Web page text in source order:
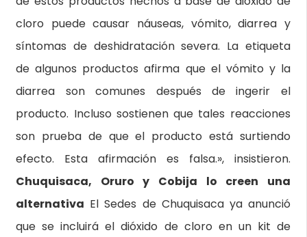
cloro puede causar náuseas, vómito, diarrea y
síntomas de deshidratación severa. La etiqueta
de algunos productos afirma que el vómito y la
diarrea son comunes después de ingerir el
producto. Incluso sostienen que tales reacciones
son prueba de que el producto está surtiendo
efecto. Esta afirmación es falsa.», insistieron.
Chuquisaca, Oruro y Cobija lo creen una
alternativa El Sedes de Chuquisaca ya anunció
que se incluirá el dióxido de cloro en un kit de